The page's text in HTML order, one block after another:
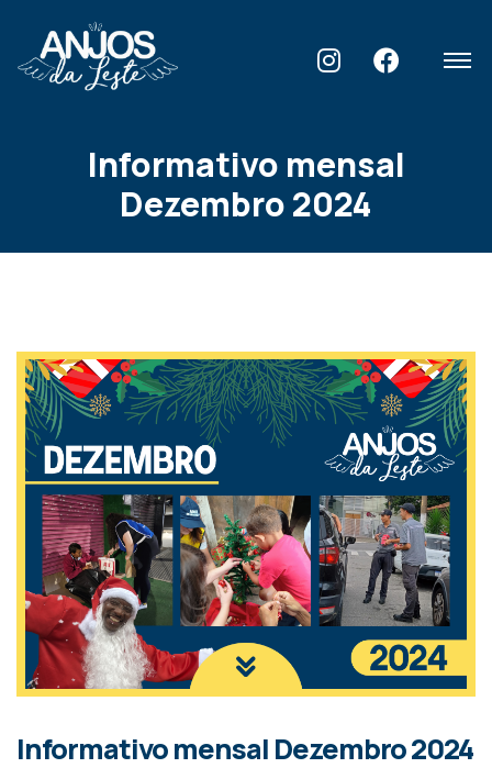
Informativo mensal
Dezembro 2024
Informativo mensal Dezembro 2024